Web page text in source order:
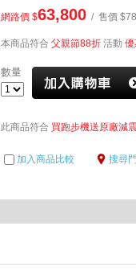
網路價 $63,800 / 售價
本商品符合 父親節88折 活動
數量
此商品符合 買跑步機送原廠減
加入商品比較 搜尋